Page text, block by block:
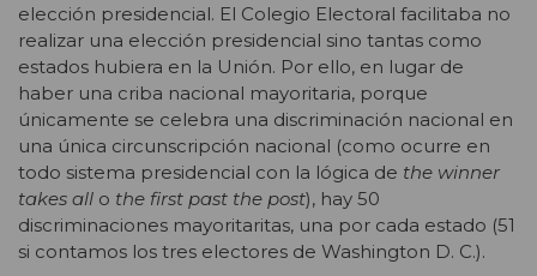
elección presidencial. El Colegio Electoral facilitaba no
realizar una elección presidencial sino tantas como
estados hubiera en la Unión. Por ello, en lugar de
haber una criba nacional mayoritaria, porque
únicamente se celebra una discriminación nacional en
una única circunscripción nacional (como ocurre en
todo sistema presidencial con la lógica de the winner
takes all o the first past the post), hay 50
discriminaciones mayoritaritas, una por cada estado (51
si contamos los tres electores de Washington D. C.).